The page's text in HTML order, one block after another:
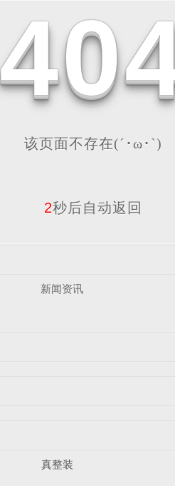
40
该页面不存在(´･ω･`)
2秒后自动返回
新闻资讯
真整装